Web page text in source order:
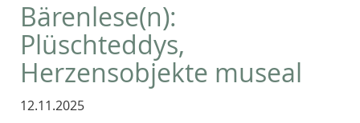
Bärenlese(n):
Plüschteddys,
Herzensobjekte museal
12.11.2025